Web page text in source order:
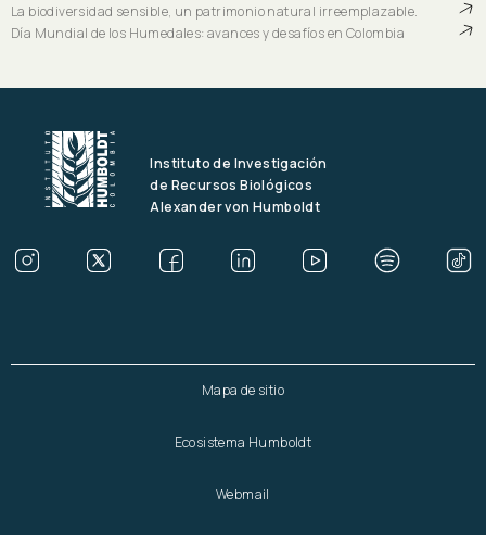
La biodiversidad sensible, un patrimonio natural irreemplazable.
Día Mundial de los Humedales: avances y desafíos en Colombia
Instituto de Investigación
de Recursos Biológicos
Alexander von Humboldt
Mapa de sitio
Ecosistema Humboldt
Webmail